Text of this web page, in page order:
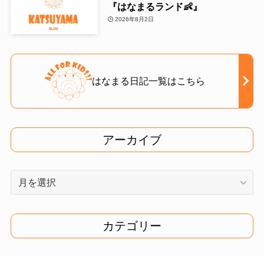
『はなまるランド👶』
2026年8月2日
はなまる日記一覧はこちら
アーカイブ
イ
ブ
カテゴリー